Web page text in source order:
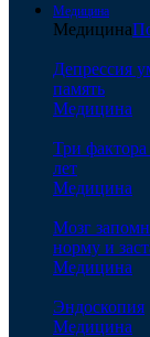
Медицина
Медицина
Депрессия
память
Медицина
Три
лет
Медицина
Мозг
норму и
Медицина
Эндоскопия
Медицина